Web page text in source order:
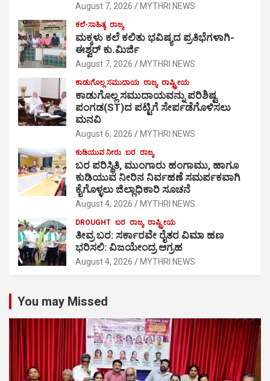
August 7, 2026 MYTHRI NEWS
ಕಲೆ-ಸಾಹಿತ್ಯ ರಾಜ್ಯ
ಮಕ್ಕಳು ಕಲೆ ಕಲಿತು ಭವಿಷ್ಯದ ಪ್ರತಿಭೆಗಳಾಗಿ-
ಈಶ್ವರ್ ಕು.ಮಿರ್ಜಿ
August 7, 2026 MYTHRI NEWS
ಕಾಡುಗೊಲ್ಲ ಸಮುದಾಯ ರಾಜ್ಯ ರಾಷ್ಟ್ರೀಯ
ಕಾಡುಗೊಲ್ಲ ಸಮುದಾಯವನ್ನು ಪರಿಶಿಷ್ಟ
ಪಂಗಡ(ST)ದ ಪಟ್ಟಿಗೆ ಸೇರ್ಪಡೆಗೊಳಿಸಲು
ಮನವಿ
August 6, 2026 MYTHRI NEWS
ಕುಡಿಯುವ ನೀರು ಬರ ರಾಜ್ಯ
ಬರ ಪರಿಸ್ಥಿತಿ, ಮುಂಗಾರು ಹಂಗಾಮು, ಹಾಗೂ
ಕುಡಿಯುವ ನೀರಿನ ನಿರ್ವಹಣೆ ಸಮರ್ಪಕವಾಗಿ
ಕೈಗೊಳ್ಳಲು ಜಿಲ್ಲಾಧಿಕಾರಿ ಸೂಚನೆ
August 4, 2026 MYTHRI NEWS
DROUGHT ಬರ ರಾಜ್ಯ ರಾಷ್ಟ್ರೀಯ
ತೀವ್ರ ಬರ: ಸರ್ಕಾರವೇ ರೈತರ ವಿಮಾ ಹಣ
ಭರಿಸಲಿ: ವಿಜಯೇಂದ್ರ ಆಗ್ರಹ
August 4, 2026 MYTHRI NEWS
You may Missed